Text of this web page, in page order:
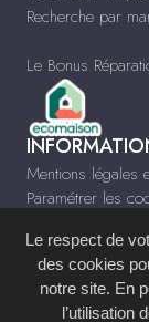
Recherche par
Le Bonus
Mentions légales
Paramétrer les
Site réalisé avec le
Le respect de
des cookies
notre site. En
l’utilisation